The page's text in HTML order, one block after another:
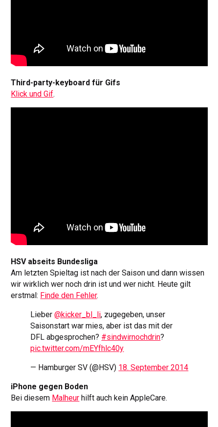
Third-party-keyboard für Gifs
Klick und Gif.
HSV abseits Bundesliga
Am letzten Spieltag ist nach der Saison und dann wissen
wir wirklich wer noch drin ist und wer nicht. Heute gilt
erstmal: Finde den Fehler.
Lieber@kicker_bl_li, zugegeben, unser
Saisonstart war mies, aber ist das mit der
DFL abgesprochen? #sindwirnochdrin?
pic.twitter.com/mEYfhlc40y
— Hamburger SV (@HSV) 18. September 2014
iPhone gegen Boden
Bei diesem Malheur hilft auch kein AppleCare.